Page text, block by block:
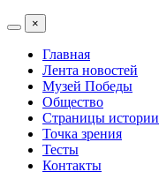
×
Главная
Лента новостей
Музей Победы
Общество
Страницы истории
Точка зрения
Тесты
Контакты